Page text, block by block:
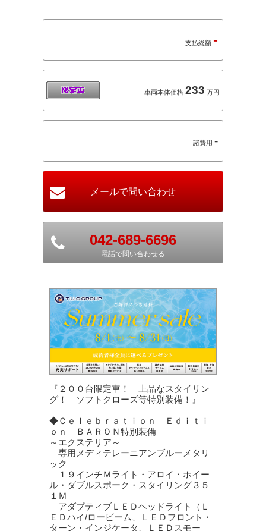
支払総額 -
車両本体価格 233 万円
諸費用 -
042-689-6696
電話で問い合わせる
『２００台限定車！ 上品なスタイリン
グ！ ソフトクローズ等特別装備！』
◆Ｃｅｌｅｂｒａｔｉｏｎ Ｅｄｉｔｉ
ｏｎ ＢＡＲＯＮ特別装備
～エクステリア～
専用メディテレーニアンブルーメタリ
ック
１９インチＭライト・アロイ・ホイー
ル・ダブルスポーク・スタイリング３５
１Ｍ
アダプティブＬＥＤヘッドライト（Ｌ
ＥＤハイ/ロービーム、ＬＥＤフロント・
ターン・インジケータ、ＬＥＤスモー